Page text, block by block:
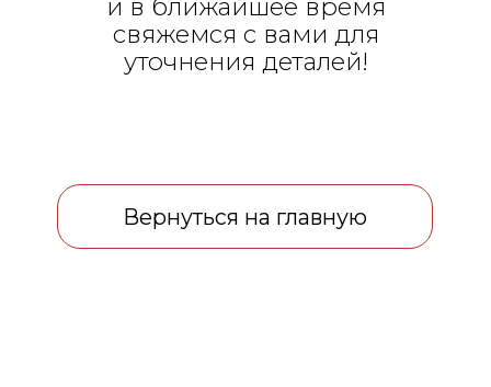
Вернуться на главную